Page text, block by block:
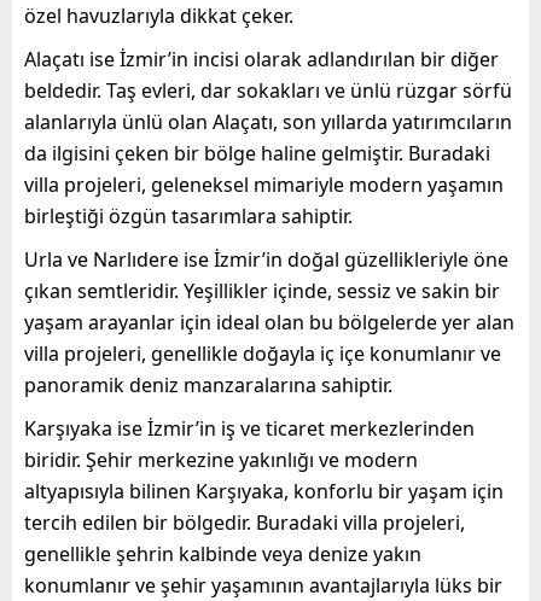
özel havuzlarıyla dikkat çeker.
Alaçatı ise İzmir’in incisi olarak adlandırılan bir diğer
beldedir. Taş evleri, dar sokakları ve ünlü rüzgar sörfü
alanlarıyla ünlü olan Alaçatı, son yıllarda yatırımcıların
da ilgisini çeken bir bölge haline gelmiştir. Buradaki
villa projeleri, geleneksel mimariyle modern yaşamın
birleştiği özgün tasarımlara sahiptir.
Urla ve Narlıdere ise İzmir’in doğal güzellikleriyle öne
çıkan semtleridir. Yeşillikler içinde, sessiz ve sakin bir
yaşam arayanlar için ideal olan bu bölgelerde yer alan
villa projeleri, genellikle doğayla iç içe konumlanır ve
panoramik deniz manzaralarına sahiptir.
Karşıyaka ise İzmir’in iş ve ticaret merkezlerinden
biridir. Şehir merkezine yakınlığı ve modern
altyapısıyla bilinen Karşıyaka, konforlu bir yaşam için
tercih edilen bir bölgedir. Buradaki villa projeleri,
genellikle şehrin kalbinde veya denize yakın
konumlanır ve şehir yaşamının avantajlarıyla lüks bir